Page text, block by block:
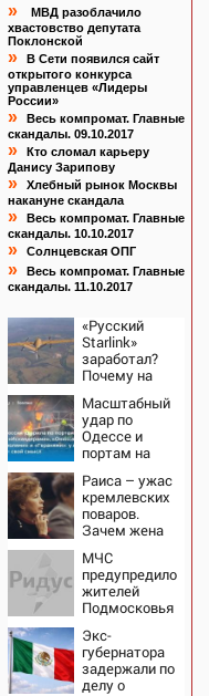
»
МВД разоблачило
хвастовство депутата
Поклонской
»
В Сети появился сайт
открытого конкурса
управленцев «Лидеры
России»
»
Весь компромат. Главные
скандалы. 09.10.2017
»
Кто сломал карьеру
Данису Зарипову
»
Хлебный рынок Москвы
накануне скандала
»
Весь компромат. Главные
скандалы. 10.10.2017
» Солнцевская ОПГ
»
Весь компромат. Главные
скандалы. 11.10.2017
«Русский
Starlink»
заработал?
Почему на
кратно
увеличилась
точность
попаданий по
объектам ВСУ
Масштабный
удар по
Одессе и
портам на
Последние
новости,
подробности
об ударах
России 9
августа 2026
года
Раиса – ужас
кремлевских
поваров.
Зачем жена
требовала
пять видов
каши каждое
утро?
МЧС
предупредило
жителей
Подмосковья
атаки дронов
Экс-
губернатора
задержали по
делу о